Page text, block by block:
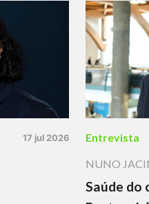
17 jul 2026 Entrevista
NUNO
Saúde do